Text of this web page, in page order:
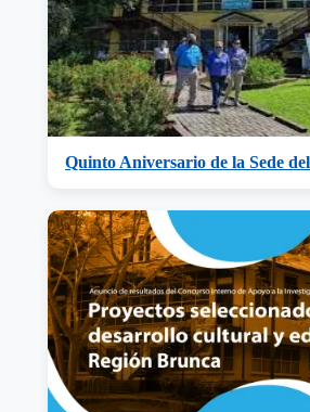
Quinto Aniversario de la Sede